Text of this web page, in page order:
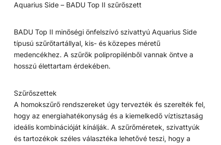
Aquarius Side – BADU Top II szűrőszett
BADU Top II minőségi önfelszívó szivattyú Aquarius Side
típusú szűrőtartállyal, kis- és közepes méretű
medencékhez. A szűrők polipropilénből vannak öntve a
hosszú élettartam érdekében.
Szűrőszettek
A homokszűrő rendszereket úgy tervezték és szerelték fel,
hogy az energiahatékonyság és a kiemelkedő víztisztaság
ideális kombinációját kínálják. A szűrőméretek, szivattyúk
és tartozékok széles választéka lehetővé teszi, hogy a